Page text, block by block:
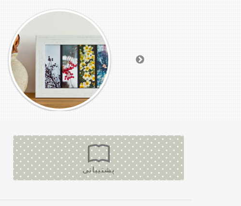
پشتیبانی